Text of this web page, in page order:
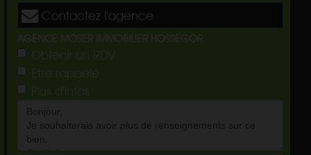
Contactez l'agence
AGENCE MOSER IMMOBILIER HOSSEGOR
Obtenir un RDV
Etre rappelé
Plus d'infos